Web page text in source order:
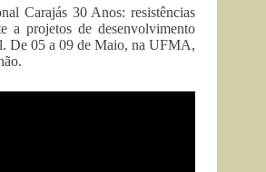
Carajás 30 Anos: resistências
a projetos de desenvolvimento
De 05 a 09 de Maio, na UFMA,